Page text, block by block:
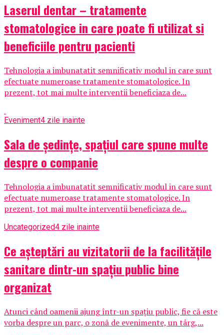
Laserul dentar – tratamente
stomatologice in care poate fi utilizat si
beneficiile pentru pacienti
Tehnologia a imbunatatit semnificativ modul in care sunt
efectuate numeroase tratamente stomatologice. In
prezent, tot mai multe interventii beneficiaza de...
Eveniment4 zile inainte
Sala de ședințe, spațiul care spune multe
despre o companie
Tehnologia a imbunatatit semnificativ modul in care sunt
efectuate numeroase tratamente stomatologice. In
prezent, tot mai multe interventii beneficiaza de...
Uncategorized4 zile inainte
Ce așteptări au vizitatorii de la facilitățile
sanitare dintr-un spațiu public bine
organizat
Atunci când oamenii ajung într-un spațiu public, fie că este
vorba despre un parc, o zonă de evenimente, un târg,...